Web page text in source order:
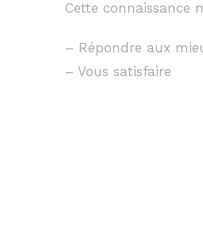
Cette connaissance
– Répondre aux
– Vous satisfaire